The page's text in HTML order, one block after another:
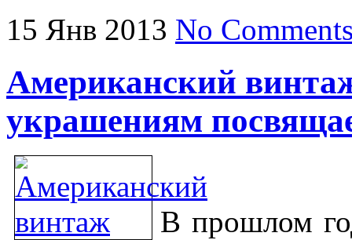
15 Янв 2013 No
Американский
украшениям
В прошлом